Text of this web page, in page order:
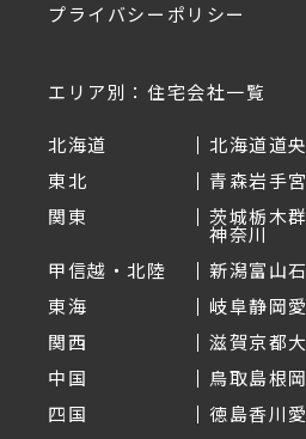
プライバシーポリシー
エリア別：住宅会社一覧
北海道 北海道道
東北
青森岩手
関東
茨城栃木
神奈川
甲信越・北陸
新潟富山
東海
岐阜静岡
関西
滋賀京都
中国
鳥取島根
四国
徳島香川